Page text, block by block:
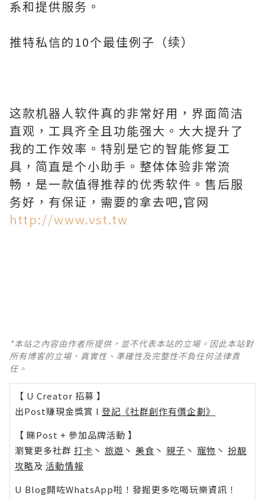
系和提供服务。
推特私信的10个最佳例子（续）
这款机器人软件真的非常好用，界面简洁
直观，工具齐全且功能强大。大大提升了
我的工作效率。特别是它的智能修复工
具，简直是个小助手。整体体验非常流
畅，是一款值得推荐的优秀软件。售后服
务好，有保证，需要的拿去吧,官网
http://www.vst.tw
*本站之內容由作者所提供，並不代表本站的立場。因此本站對
所有博客的立場、真實性、準確性及完整性不負任何法律責
任。
【 U Creator 招募 】
出Post賺現金獎賞 l 登記《社群創作有價企劃》
【 睇Post + 參加品牌活動 】
瀏覽更多社群 打卡 丶 旅遊 丶 美食 丶 親子 丶 寵物 丶 扮靚
攻略及 活動情報
U Blog開咗WhatsApp啦！發掘更多吃喝玩樂資訊！